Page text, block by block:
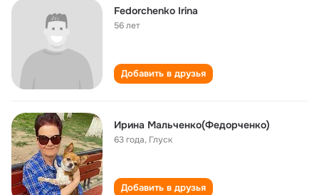
Fedorchenko Irina
56 лет
Добавить в друзья
Ирина Мальченко(Федорченко)
63 года, Глуск
Добавить в друзья